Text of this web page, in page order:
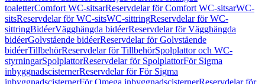
toaletterComfort WC-sitsarReservdelar för Comfort WC-sitsarWC-
sitsReservdelar för WC-sitsWC-sittringReservdelar för WC-
sittringBidéerVägghängda bidéerReservdelar för Vägghängda
bidéerGolvstående bidéerReservdelar för Golvstående
bidéerTillbehörReservdelar för TillbehörSpolplattor och WC-
styrningarSpolplattorReservdelar för SpolplattorFör Sigma
inbyggnadscisternerReservdelar för För Sigma
inbyggnadscisternerFör Omega inbyggnadscisternerReservdelar för